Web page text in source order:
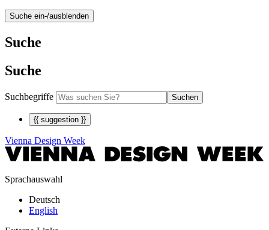
Suche ein-/ausblenden
Suche
Suche
Suchbegriffe Suchen
{{ suggestion }}
Vienna Design Week
Sprachauswahl
Deutsch
English